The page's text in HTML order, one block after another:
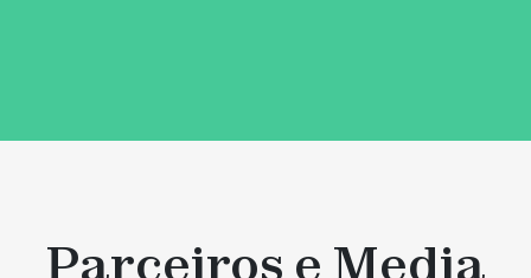
Parceiros e Media